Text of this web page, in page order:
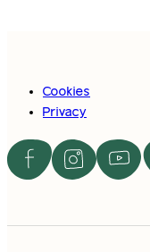
Cookies
Privacy